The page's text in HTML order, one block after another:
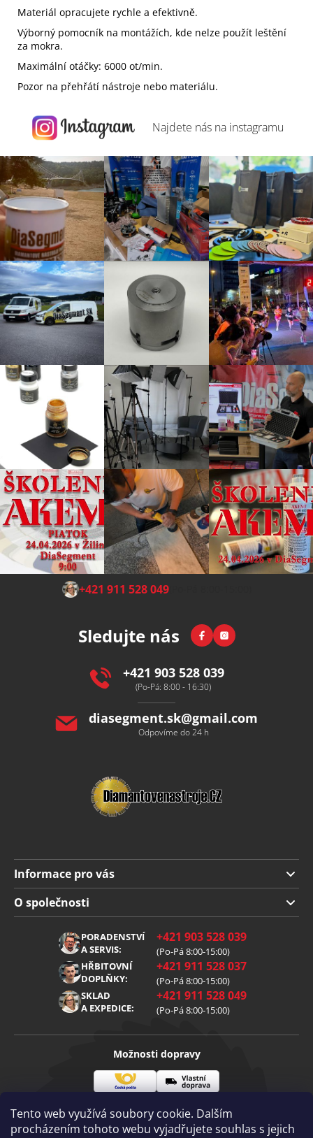
Tento web využívá soubory cookie. Dalším
procházením tohoto webu vyjadřujete souhlas s jejich
Materiál opracujete rychle a efektivně.
Výborný pomocník na montážích, kde nelze použít leštění
za mokra.
Maximální otáčky: 6000 ot/min.
Pozor na přehřátí nástroje nebo materiálu.
Najdete nás na instagramu
Z +421 911 528 049(Po-Pá 8:00-15:00)
Sledujte nás FacebookInstagram
+421 903 528 039
(Po-Pá: 8:00 - 16:30)
diasegment.sk@gmail.com
Odpovíme do 24 h
Informace pro vás
Doprava a platba
Obchodní podmínky
Reklamace
Zpracování osobních údajů
O společnosti
PORADENSTVÍ
A SERVIS:
+421 903 528 039
(Po-Pá 8:00-15:00)
HŘBITOVNÍ
DOPLŇKY:
+421 911 528 037
(Po-Pá 8:00-15:00)
SKLAD
A EXPEDICE:
+421 911 528 049
(Po-Pá 8:00-15:00)
Možnosti dopravy
pošta
doprava